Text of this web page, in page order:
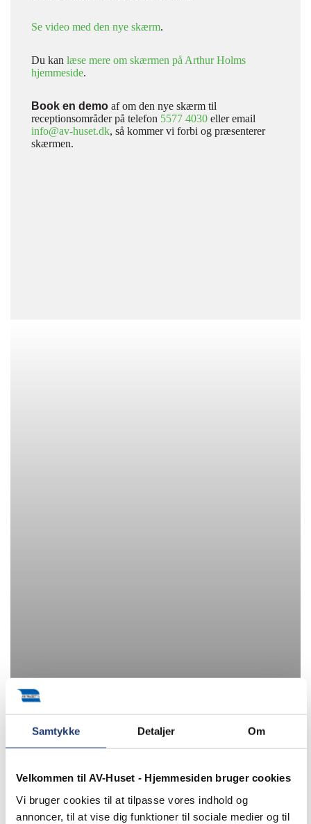
Samtykke Detaljer Om
Velkommen til AV-Huset - Hjemmesiden bruger cookies
Vi bruger cookies til at tilpasse vores indhold og
annoncer, til at vise dig funktioner til sociale medier og til
Se video med den nye skærm.
Du kan læse mere om skærmen på Arthur Holms
hjemmeside.
Book en demo af om den nye skærm til
receptionsområder på telefon 5577 4030 eller email
info@av-huset.dk, så kommer vi forbi og præsenterer
skærmen.